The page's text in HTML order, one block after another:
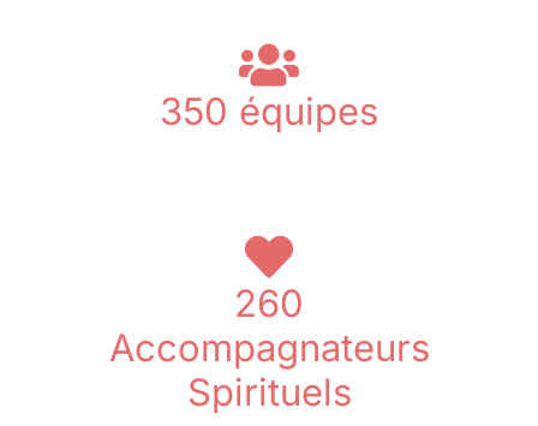
350 équipes
260
Accompagnateurs
Spirituels